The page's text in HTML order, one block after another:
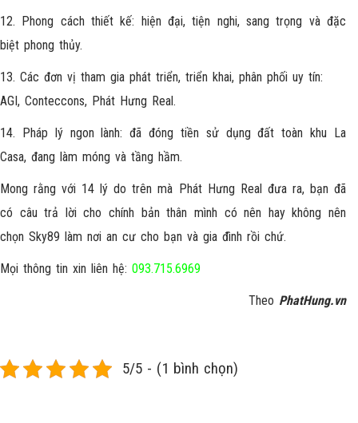
12. Phong cách thiết kế: hiện đại, tiện nghi, sang trọng và đặc
biệt phong thủy.
13. Các đơn vị tham gia phát triển, triển khai, phân phối uy tín:
AGI, Conteccons, Phát Hưng Real.
14. Pháp lý ngon lành: đã đóng tiền sử dụng đất toàn khu La
Casa, đang làm móng và tầng hầm.
Mong rằng với 14 lý do trên mà Phát Hưng Real đưa ra, bạn đã
có câu trả lời cho chính bản thân mình có nên hay không nên
chọn Sky89 làm nơi an cư cho bạn và gia đình rồi chứ.
Mọi thông tin xin liên hệ: 093.715.6969
Theo PhatHung.vn
5/5 - (1 bình chọn)